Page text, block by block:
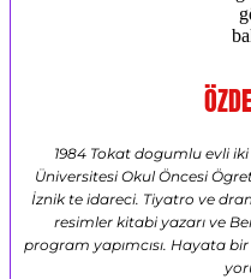
1984 Tokat dogumlu evli
Üniversitesi Okul Öncesi
İznik te idareci. Tiyatro ve
resimler kitabi yazarı ve
program yapımcısı. Hayata